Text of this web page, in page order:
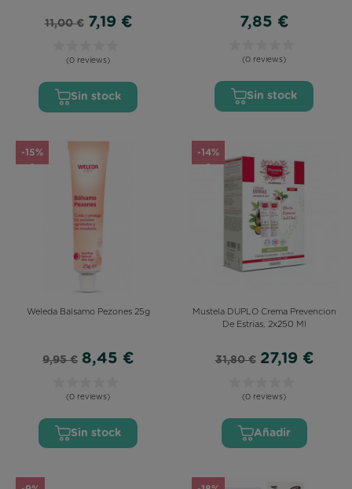
11,00 € 7,19 €
(0 reviews)
Sin stock
7,85 €
(0 reviews)
Sin stock
Weleda Balsamo Pezones 25g
9,95 € 8,45 €
(0 reviews)
Sin stock
-15%
Mustela DUPLO Crema Prevencion
De Estrias, 2x250 Ml
31,80 € 27,19 €
(0 reviews)
Añadir
-14%